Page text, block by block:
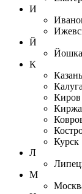
И
Й
К
Казань
Калуга
Киров
Курск
Л
М